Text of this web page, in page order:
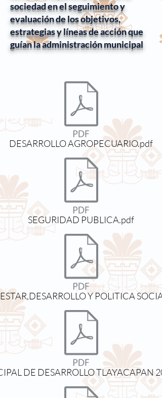
sociedad en el seguimiento y
evaluación de los objetivos,
estrategias y líneas de acción que
guían la administración municipal
DESARROLLO AGROPECUARIO.pdf
SEGURIDAD PUBLICA.pdf
Y POLITICA
DE DESARROLLO TLAYACAPAN